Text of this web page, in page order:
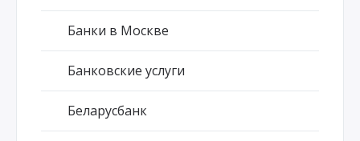
Банки в Москве
Банковские услуги
Беларусбанк